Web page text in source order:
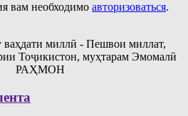
вам необходимо авторизоваться.
ваҳдати миллӣ - Пешвои миллат,
Тоҷикистон, муҳтарам Эмомалӣ
РАҲМОН